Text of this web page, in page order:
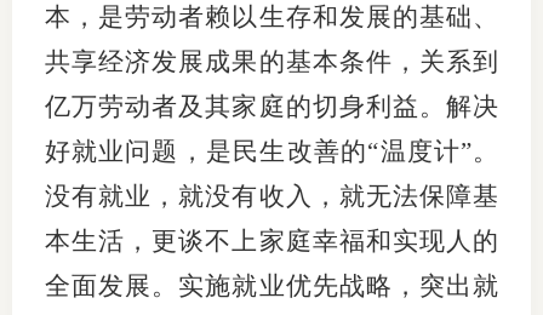
本，是劳动者赖以生存和发展的基础、
共享经济发展成果的基本条件，关系到
亿万劳动者及其家庭的切身利益。解决
好就业问题，是民生改善的“温度计”。
没有就业，就没有收入，就无法保障基
本生活，更谈不上家庭幸福和实现人的
全面发展。实施就业优先战略，突出就